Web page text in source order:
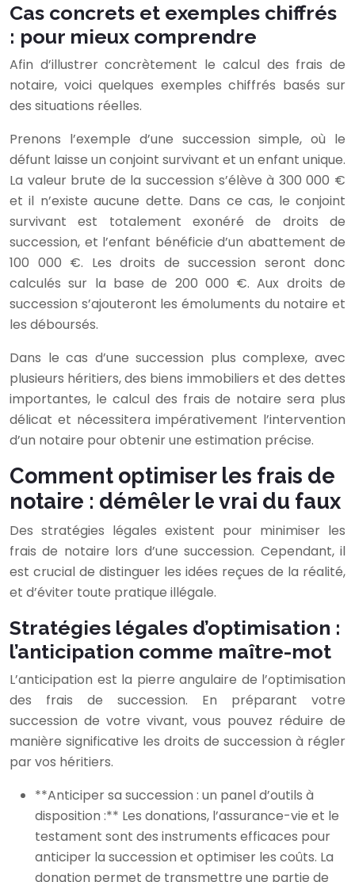
Cas concrets et exemples chiffrés
: pour mieux comprendre
Afin d’illustrer concrètement le calcul des frais de
notaire, voici quelques exemples chiffrés basés sur
des situations réelles.
Prenons l’exemple d’une succession simple, où le
défunt laisse un conjoint survivant et un enfant unique.
La valeur brute de la succession s’élève à 300 000 €
et il n’existe aucune dette. Dans ce cas, le conjoint
survivant est totalement exonéré de droits de
succession, et l’enfant bénéficie d’un abattement de
100 000 €. Les droits de succession seront donc
calculés sur la base de 200 000 €. Aux droits de
succession s’ajouteront les émoluments du notaire et
les déboursés.
Dans le cas d’une succession plus complexe, avec
plusieurs héritiers, des biens immobiliers et des dettes
importantes, le calcul des frais de notaire sera plus
délicat et nécessitera impérativement l’intervention
d’un notaire pour obtenir une estimation précise.
Comment optimiser les frais de
notaire : démêler le vrai du faux
Des stratégies légales existent pour minimiser les
frais de notaire lors d’une succession. Cependant, il
est crucial de distinguer les idées reçues de la réalité,
et d’éviter toute pratique illégale.
Stratégies légales d’optimisation :
l’anticipation comme maître-mot
L’anticipation est la pierre angulaire de l’optimisation
des frais de succession. En préparant votre
succession de votre vivant, vous pouvez réduire de
manière significative les droits de succession à régler
par vos héritiers.
**Anticiper sa succession : un panel d’outils à
disposition :** Les donations, l’assurance-vie et le
testament sont des instruments efficaces pour
anticiper la succession et optimiser les coûts. La
donation permet de transmettre une partie de